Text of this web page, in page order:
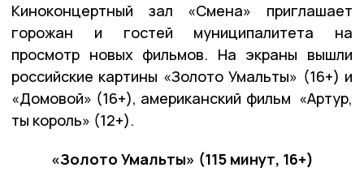
Киноконцертный зал «Смена» приглашает
горожан и гостей муниципалитета на
просмотр новых фильмов. На экраны вышли
российские картины «Золото Умальты» (16+) и
«Домовой» (16+), американский фильм «Артур,
ты король» (12+).
«Золото Умальты» (115 минут, 16+)